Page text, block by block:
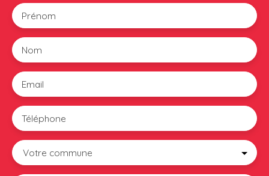
Prénom
Nom
Email
Téléphone
Votre commune